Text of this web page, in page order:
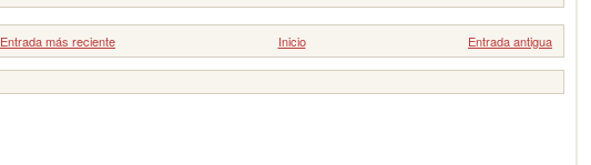
Entrada más reciente Entrada antigua
Inicio